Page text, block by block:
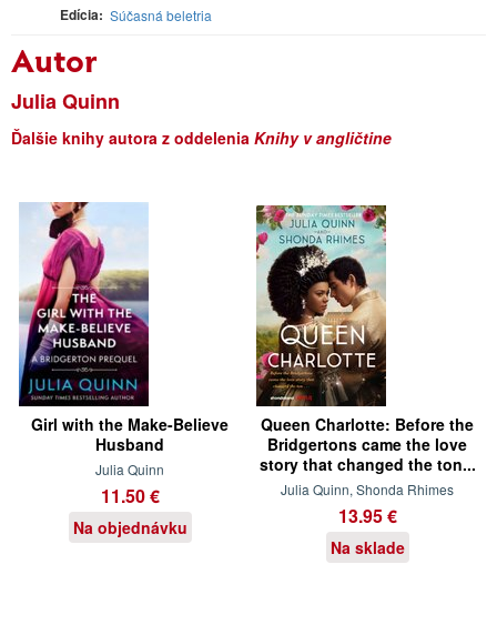
Edícia Súčasná beletria
Autor
Julia Quinn
Ďalšie knihy autora z oddelenia Knihy v angličtine
Girl with the Make-Believe
Husband
Julia Quinn
11.50 €
Na objednávku
Queen Charlotte: Before the
Bridgertons came the love
story that changed the ton...
Julia Quinn, Shonda Rhimes
13.95 €
Na sklade